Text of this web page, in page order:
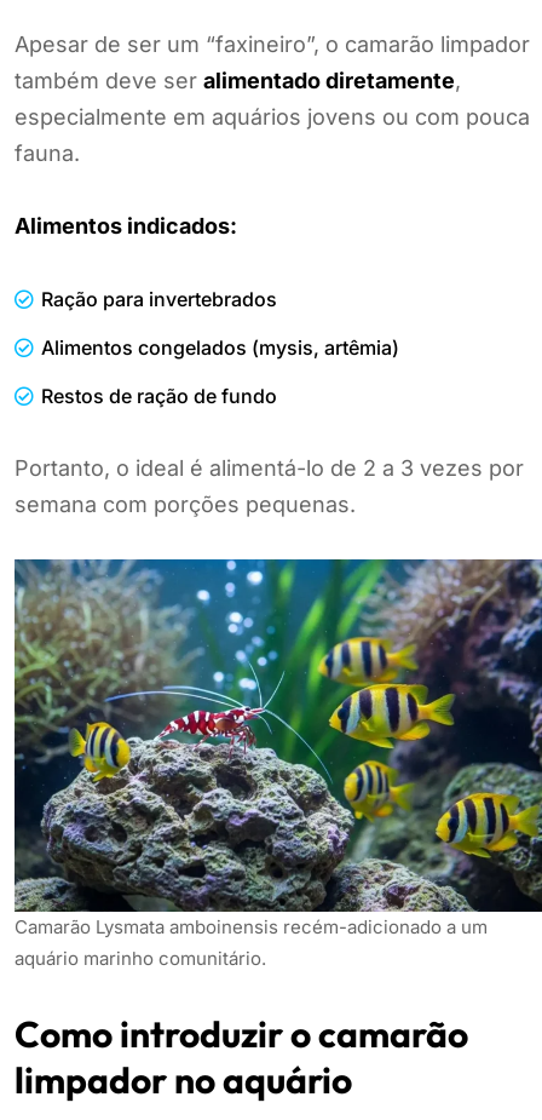
Apesar de ser um “faxineiro”, o camarão limpador
também deve ser alimentado diretamente,
especialmente em aquários jovens ou com pouca
fauna.
Alimentos indicados:
Ração para invertebrados
Alimentos congelados (mysis, artêmia)
Restos de ração de fundo
Portanto, o ideal é alimentá-lo de 2 a 3 vezes por
semana com porções pequenas.
Camarão Lysmata amboinensis recém-adicionado a um
aquário marinho comunitário.
Como introduzir o camarão
limpador no aquário